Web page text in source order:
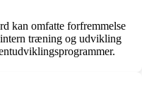
kan omfatte forfremmelse
træning og udvikling